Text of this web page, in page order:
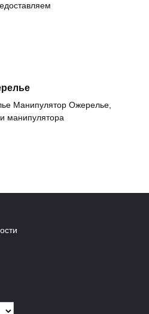
Манипулятор Ожерелье,
манипулятора